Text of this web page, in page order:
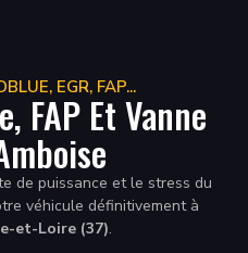
EGR, FAP...
FAP Et Vanne
de puissance et le stress du
véhicule définitivement à
et-Loire (37).